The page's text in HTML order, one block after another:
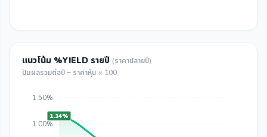
แนวโน้ม %YIELD รายปี (ราคาปลายปี)
ปันผลรวมต่อปี ÷ ราคาหุ้น × 100
1.50%
1.00%
1.14%